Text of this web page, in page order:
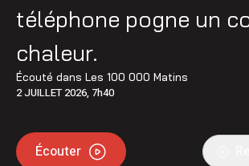
téléphone pogne un
chaleur.
Écouté dans Les 100 000 Matins
2 JUILLET 2026, 7h40
Écouter